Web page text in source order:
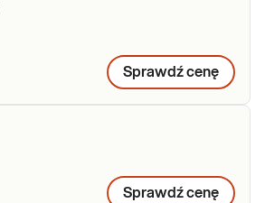
Sprawdź cenę
Sprawdź cenę